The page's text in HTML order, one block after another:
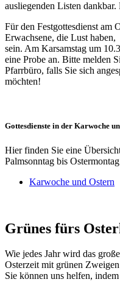
ausliegenden Listen
Für den Festgottesdienst am
Erwachsene, die Lust
sein. Am Karsamstag um
eine Probe an. Bitte melden
Pfarrbüro, falls Sie sich
möchten!
Gottesdienste in der Karwoche
Hier finden Sie eine
Palmsonntag bis
Karwoche und Ostern
Grünes fürs
Wie jedes Jahr wird das
Osterzeit mit grünen
Sie können uns helfen,